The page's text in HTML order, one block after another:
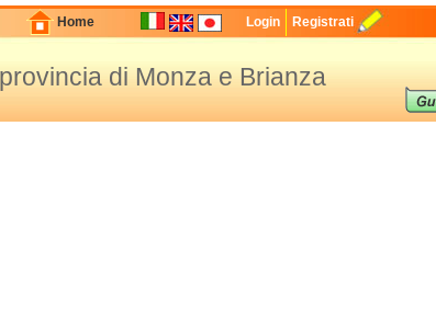
Home Login Registrati
di Monza e Brianza